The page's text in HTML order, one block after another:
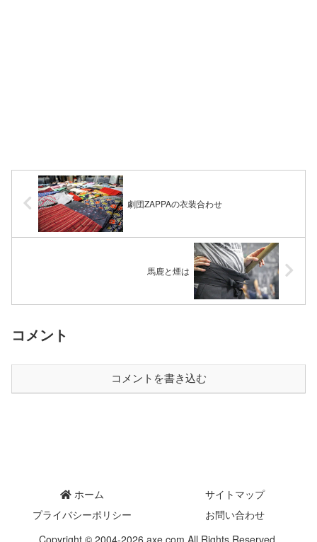
劇団ZAPPAの衣装合わせ
馬鹿と煙は
コメント
コメントを書き込む
ホーム
サイトマップ
プライバシーポリシー
お問い合わせ
Copyright © 2004-2026 axe.com All Rights Reserved.